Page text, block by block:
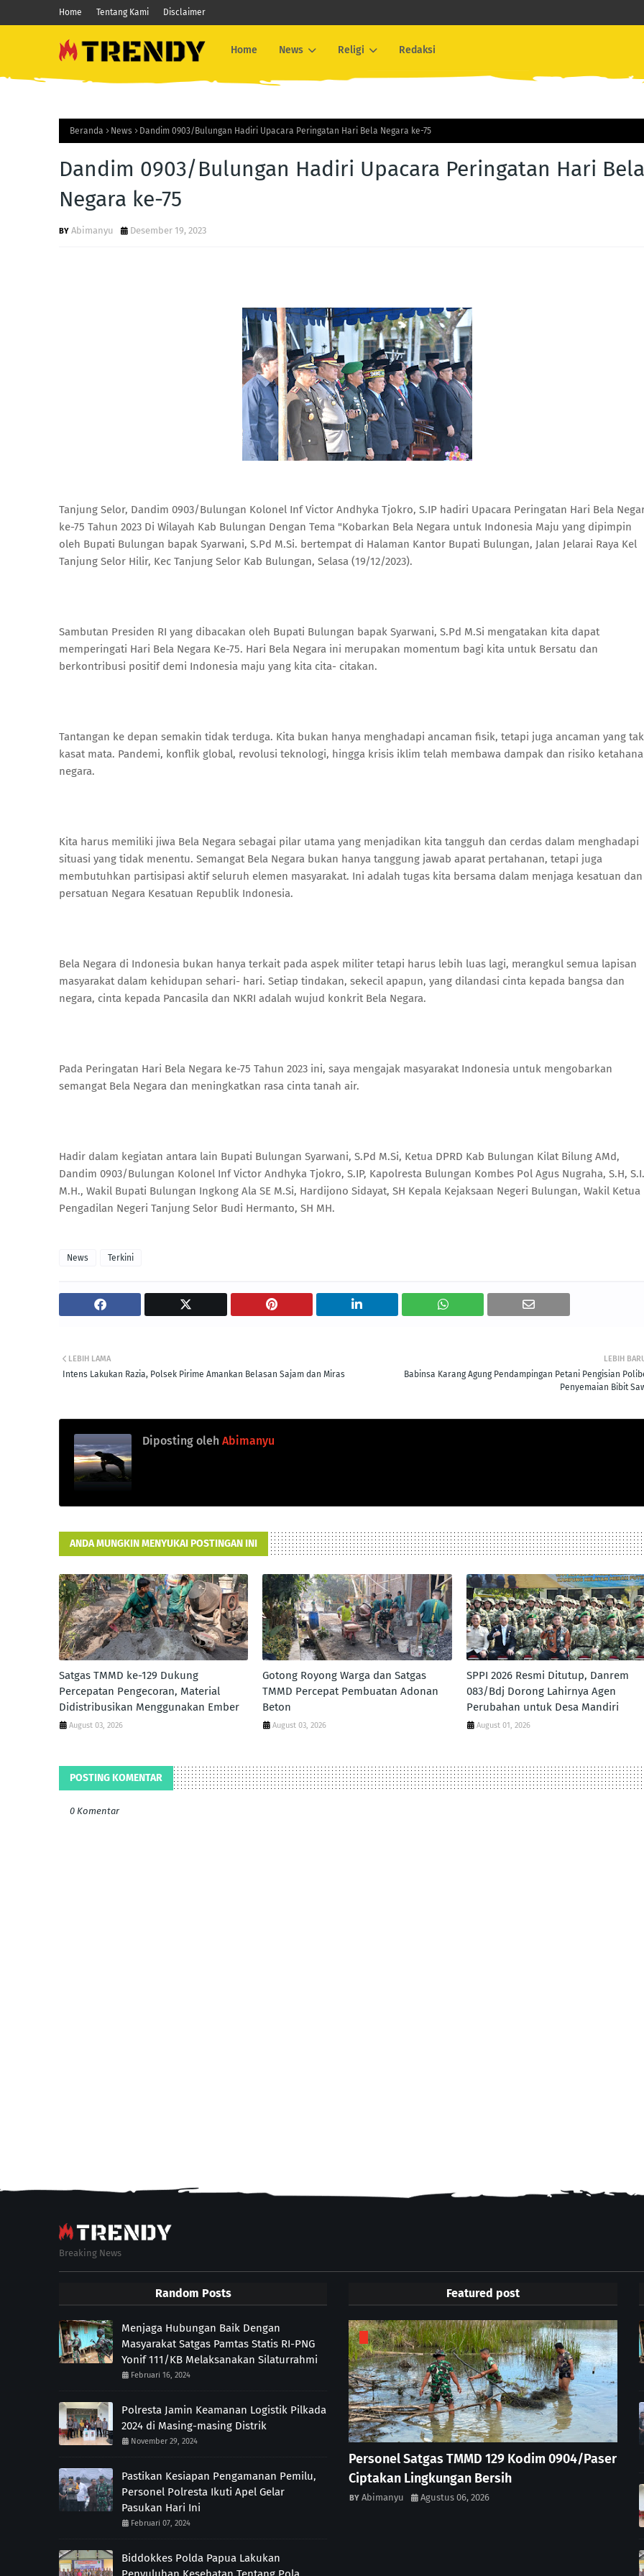
Home Tentang Kami Disclaimer
Home News Religi Redaksi
Beranda News Dandim 0903/Bulungan Hadiri Upacara Peringatan Hari Bela Negara ke-75
Dandim 0903/Bulungan Hadiri Upacara Peringatan Hari Bela
Negara ke-75
Abimanyu Desember 19, 2023
Tanjung Selor, Dandim 0903/Bulungan Kolonel Inf Victor Andhyka Tjokro, S.IP hadiri Upacara Peringatan Hari Bela
ke-75 Tahun 2023 Di Wilayah Kab Bulungan Dengan Tema "Kobarkan Bela Negara untuk Indonesia Maju yang dipimpin
oleh Bupati Bulungan bapak Syarwani, S.Pd M.Si. bertempat di Halaman Kantor Bupati Bulungan, Jalan Jelarai Raya Kel
Tanjung Selor Hilir, Kec Tanjung Selor Kab Bulungan, Selasa (19/12/2023).
Sambutan Presiden RI yang dibacakan oleh Bupati Bulungan bapak Syarwani, S.Pd M.Si mengatakan kita dapat
memperingati Hari Bela Negara Ke-75. Hari Bela Negara ini merupakan momentum bagi kita untuk Bersatu dan
berkontribusi positif demi Indonesia maju yang kita cita- citakan.
Tantangan ke depan semakin tidak terduga. Kita bukan hanya menghadapi ancaman fisik, tetapi juga ancaman yang tak
kasat mata. Pandemi, konflik global, revolusi teknologi, hingga krisis iklim telah membawa dampak dan risiko
negara.
Kita harus memiliki jiwa Bela Negara sebagai pilar utama yang menjadikan kita tangguh dan cerdas dalam menghadapi
situasi yang tidak menentu. Semangat Bela Negara bukan hanya tanggung jawab aparat pertahanan, tetapi juga
membutuhkan partisipasi aktif seluruh elemen masyarakat. Ini adalah tugas kita bersama dalam menjaga kesatuan dan
persatuan Negara Kesatuan Republik Indonesia.
Bela Negara di Indonesia bukan hanya terkait pada aspek militer tetapi harus lebih luas lagi, merangkul semua lapisan
masyarakat dalam kehidupan sehari- hari. Setiap tindakan, sekecil apapun, yang dilandasi cinta kepada bangsa dan
negara, cinta kepada Pancasila dan NKRI adalah wujud konkrit Bela Negara.
Pada Peringatan Hari Bela Negara ke-75 Tahun 2023 ini, saya mengajak masyarakat Indonesia untuk mengobarkan
semangat Bela Negara dan meningkatkan rasa cinta tanah air.
Hadir dalam kegiatan antara lain Bupati Bulungan Syarwani, S.Pd M.Si, Ketua DPRD Kab Bulungan Kilat Bilung AMd,
Dandim 0903/Bulungan Kolonel Inf Victor Andhyka Tjokro, S.IP, Kapolresta Bulungan Kombes Pol Agus Nugraha, S.H,
M.H., Wakil Bupati Bulungan Ingkong Ala SE M.Si, Hardijono Sidayat, SH Kepala Kejaksaan Negeri Bulungan, Wakil Ketua
Pengadilan Negeri Tanjung Selor Budi Hermanto, SH MH.
News Terkini
LEBIH
Babinsa Karang Agung Pendampingan Petani Pengisian
Penyemaian Bibit
LEBIH LAMA
Intens Lakukan Razia, Polsek Pirime Amankan Belasan Sajam dan Miras
Diposting oleh Abimanyu
ANDA MUNGKIN MENYUKAI POSTINGAN INI
Satgas TMMD ke-129 Dukung
Percepatan Pengecoran, Material
Didistribusikan Menggunakan Ember
August 03, 2026
Gotong Royong Warga dan Satgas
TMMD Percepat Pembuatan Adonan
Beton
August 03, 2026
SPPI 2026 Resmi Ditutup, Danrem
083/Bdj Dorong Lahirnya Agen
Perubahan untuk Desa Mandiri
August 01, 2026
POSTING KOMENTAR
0 Komentar
Breaking News
Random Posts
Menjaga Hubungan Baik Dengan
Masyarakat Satgas Pamtas Statis RI-PNG
Yonif 111/KB Melaksanakan Silaturrahmi
Februari 16, 2024
Polresta Jamin Keamanan Logistik Pilkada
2024 di Masing-masing Distrik
November 29, 2024
Pastikan Kesiapan Pengamanan Pemilu,
Personel Polresta Ikuti Apel Gelar
Pasukan Hari Ini
Februari 07, 2024
Biddokkes Polda Papua Lakukan
Featured post
Personel Satgas TMMD 129 Kodim 0904/Paser
Ciptakan Lingkungan Bersih
Abimanyu Agustus 06, 2026